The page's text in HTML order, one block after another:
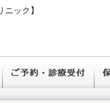
ック】